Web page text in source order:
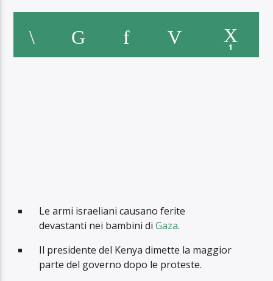
1
Le armi israeliani causano ferite
devastanti nei bambini diGaza.
Il presidente del Kenya dimette la maggior
parte del governo dopo le proteste.